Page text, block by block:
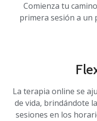
Comienza tu
primera sesión a un
La terapia online se
de vida, brindándote
sesiones en los